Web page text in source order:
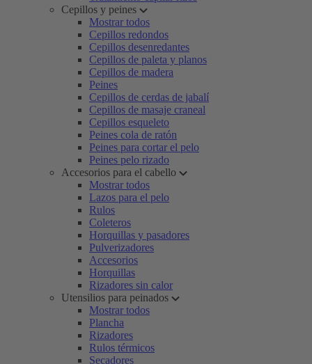
Cepillos y peines
Mostrar todos
Cepillos redondos
Cepillos desenredantes
Cepillos de paleta y planos
Cepillos de madera
Peines
Cepillos de cerdas de jabalí
Cepillos de masaje craneal
Cepillos esqueleto
Peines cola de ratón
Peines para cortar el pelo
Peines pelo rizado
Accesorios para el cabello
Mostrar todos
Lazos para el pelo
Rulos
Coleteros
Horquillas y pasadores
Pulverizadores
Accesorios
Horquillas
Rizadores sin calor
Utensilios para peinados
Mostrar todos
Plancha
Rizadores
Rulos térmicos
Secadores